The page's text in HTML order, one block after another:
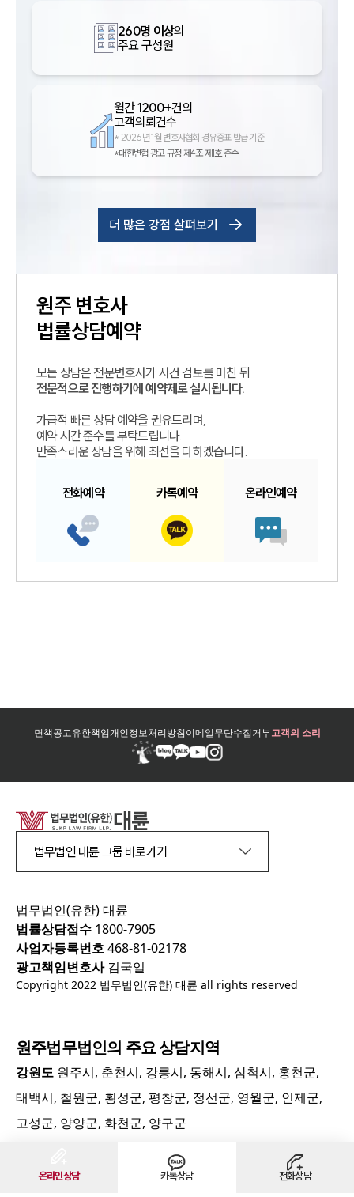
온라인상담 카톡상담 전화상담
260명 이상의
주요 구성원
월간1200+건의
고객의뢰건수
* 2026년 1월 변호사협회 경유증표 발급 기준
*대한변협 광고 규정 제4조 제1호 준수
더 많은 강점 살펴보기
원주 변호사
법률상담예약
모든 상담은 전문변호사가 사건 검토를 마친 뒤
전문적으로 진행하기에 예약제로 실시됩니다.
가급적 빠른 상담 예약을 권유드리며,
예약 시간 준수를 부탁드립니다.
만족스러운 상담을 위해 최선을 다하겠습니다.
전화예약 카톡예약 온라인예약
면책공고유한책임개인정보처리방침이메일무단수집거부고객의 소리
법무법인 대륜 그룹 바로가기
법무법인(유한) 대륜
법률상담접수 1800-7905
사업자등록번호468-81-02178
광고책임변호사김국일
Copyright 2022 법무법인(유한) 대륜 all rights reserved
원주법무법인의 주요 상담지역
강원도 원주시, 춘천시, 강릉시, 동해시, 삼척시, 홍천군,
태백시, 철원군, 횡성군, 평창군, 정선군, 영월군, 인제군,
고성군, 양양군, 화천군, 양구군